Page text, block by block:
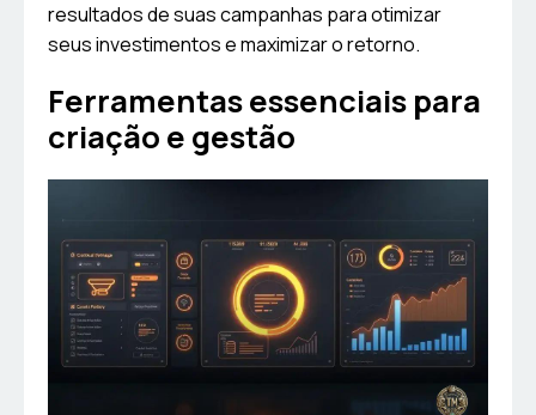
resultados de suas campanhas para otimizar
seus investimentos e maximizar o retorno.
Ferramentas essenciais para
criação e gestão